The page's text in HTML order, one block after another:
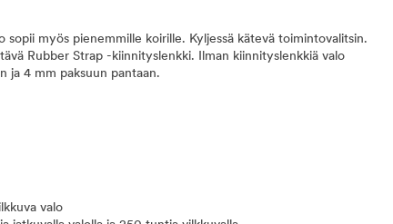
sopii myös pienemmille koirille. Kyljessä kätevä toimintovalitsin.
Rubber Strap -kiinnityslenkki. Ilman kiinnityslenkkiä valo
ja 4 mm paksuun pantaan.
valo